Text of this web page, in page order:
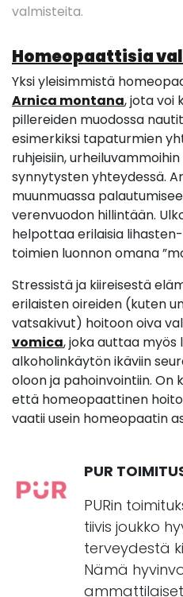
valmisteita.
Homeopaattisia
Yksi yleisimmistä
Arnica montana, jota voi
pillereiden muodossa
esimerkiksi tapaturmien
ruhjeisiin,
synnytysten yhteydessä.
muunmuassa
verenvuodon hillintään.
helpottaa erilaisia
toimien luonnon omana
Stressistä ja kiireisestä
erilaisten oireiden (kuten
vatsakivut) hoitoon oiva
vomica, joka auttaa myös
alkoholinkäytön ikäviin
oloon ja pahoinvointiin. On
että homeopaattinen hoito
vaatii usein homeopaatin
PUR
PURin
tiivis joukko
terveydestä
Nämä